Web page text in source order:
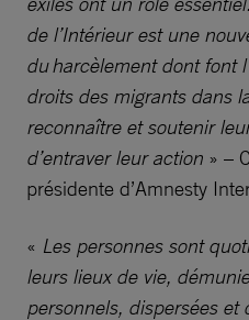
de l’Intérieur est une
du harcèlement dont font
droits des migrants dans
reconnaître et soutenir
d’entraver leur action » –
présidente d’Amnesty
« Les personnes sont
leurs lieux de vie,
personnels, dispersées et